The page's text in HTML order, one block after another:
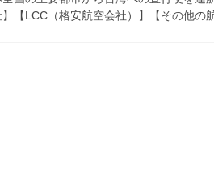
】【LCC（格安航空会社）】【その他の